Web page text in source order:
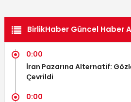
BirlikHaber Güncel Haber
0:00
İran Pazarına Alternatif:
Çevrildi
0:00